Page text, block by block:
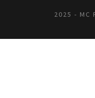
2025 - MC